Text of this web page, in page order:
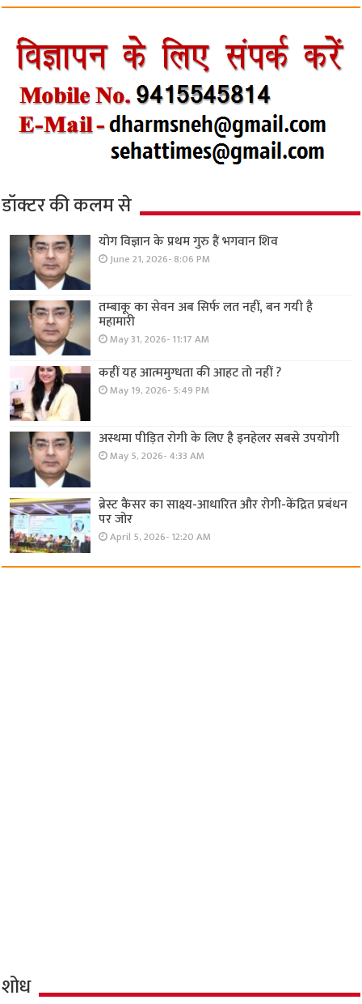
डॉक्टर की कलम से
योग विज्ञान के प्रथम गुरु हैं भगवान शिव
June 21, 2026- 8:06 PM
तम्बाकू का सेवन अब सिर्फ लत नहीं, बन गयी है
महामारी
May 31, 2026- 11:17 AM
कहीं यह आत्ममुग्धता की आहट तो नहीं ?
May 19, 2026- 5:49 PM
अस्थमा पीड़ित रोगी के लिए है इनहेलर सबसे उपयोगी
May 5, 2026- 4:33 AM
ब्रेस्ट कैंसर का साक्ष्य-आधारित और रोगी-केंद्रित प्रबंधन
पर जोर
April 5, 2026- 12:20 AM
शोध